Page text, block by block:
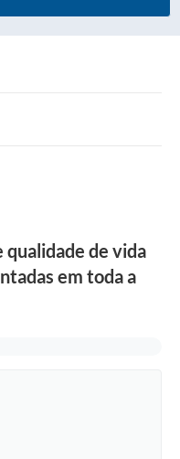
qualidade de vida
em toda a